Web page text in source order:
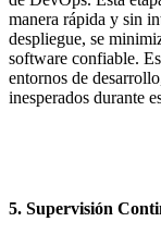
manera rápida y sin
despliegue, se
software confiable.
entornos de
inesperados durante
5. Supervisión